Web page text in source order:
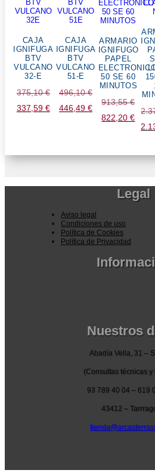
CAJA
IGNIFUGA
BTV
VULCANO
32-E
375,10€El
precio
375,10 €.
337,59 €El
es:
CAJA
IGNIFUGA
BTV
VULCANO
51-E
496,10€El
precio
original
496,10 €.
446,49€El
precio
es:
ARMARIO
IGNIFUGO
PAPEL
50 SE 60
MINUTOS
913,55€El
precio
822,20€El
El
Legal
Aviso legal
Condiciones de uso
Política de Cookies
Política de Privacidad
Nuestros
Abadía Vella, 31 –
(Consultas técnicas y
93 789 40 04 – 619
43412 –